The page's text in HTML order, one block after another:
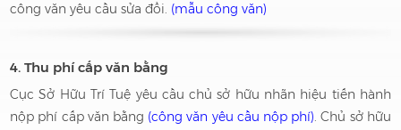
công văn yêu cầu sửa đổi. (mẫu công văn)
4. Thu phí cấp văn bằng
Cục Sở Hữu Trí Tuệ yêu cầu chủ sở hữu nhãn hiệu tiến hành
nộp phí cấp văn bằng (công văn yêu cầu nộp phí). Chủ sở hữu